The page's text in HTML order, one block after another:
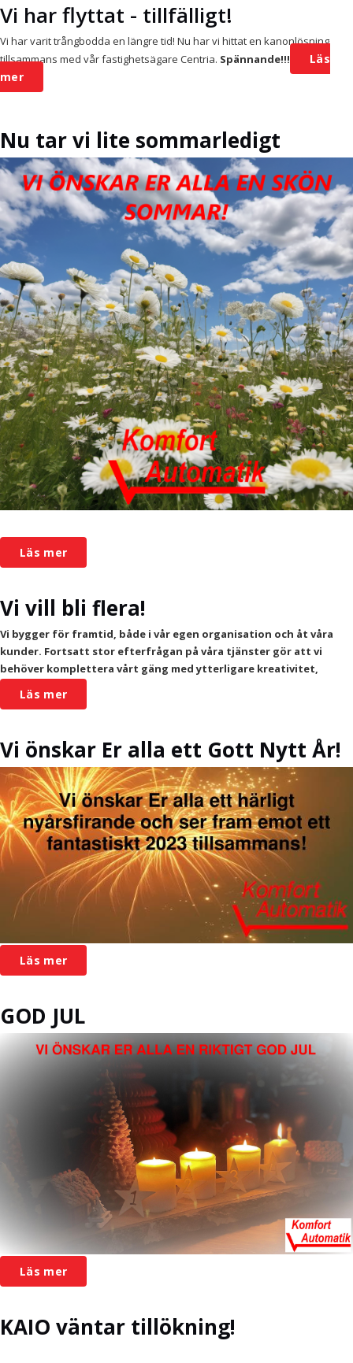
Vi har flyttat - tillfälligt!
Vi har varit trångbodda en längre tid! Nu har vi hittat en kanonlösning
tillsammans med vår fastighetsägare Centria. Spännande!!!
Läs
mer
Nu tar vi lite sommarledigt
Läs mer
Vi vill bli flera!
Vi bygger för framtid, både i vår egen organisation och åt våra
kunder. Fortsatt stor efterfrågan på våra tjänster gör att vi
behöver komplettera vårt gäng med ytterligare kreativitet,
Läs mer
Vi önskar Er alla ett Gott Nytt År!
Läs mer
GOD JUL
Läs mer
KAIO väntar tillökning!